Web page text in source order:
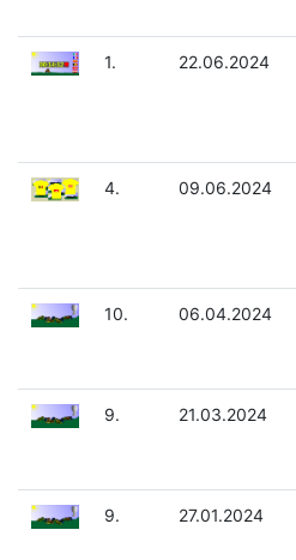
1. 22.06.2024
4. 09.06.2024
10. 06.04.2024
9. 21.03.2024
9. 27.01.2024